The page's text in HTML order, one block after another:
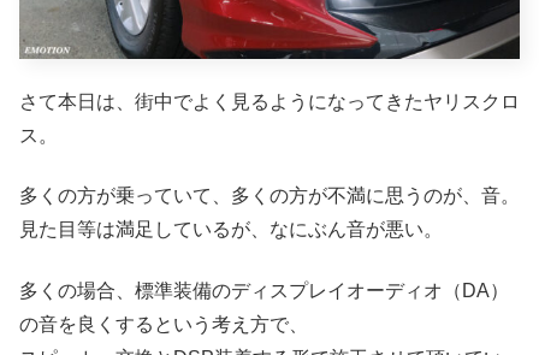
さて本日は、街中でよく見るようになってきたヤリスクロ
ス。
多くの方が乗っていて、多くの方が不満に思うのが、音。
見た目等は満足しているが、なにぶん音が悪い。
多くの場合、標準装備のディスプレイオーディオ（DA）
の音を良くするという考え方で、